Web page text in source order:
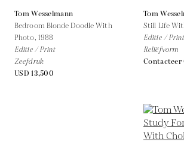
Tom Wesselmann
Bedroom Blonde Doodle With
Photo, 1988
Editie / Print
Zeefdruk
USD 13,500
Tom
Still Life
Editie / Print
Reliëfvorm
Contacteer